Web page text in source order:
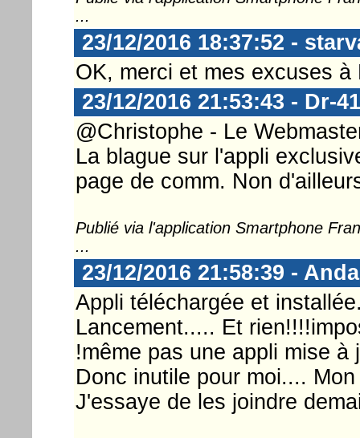
...
23/12/2016 18:37:52 -
OK, merci et mes excuses à
23/12/2016 21:53:43 - Dr-
@Christophe - Le
La blague sur l'appli
page de comm. Non
Publié via l'application Smartphone
...
23/12/2016 21:58:39 -
Appli téléchargée et
Lancement..... Et
!même pas une appli mise à
Donc inutile pour moi....
J'essaye de les joindre